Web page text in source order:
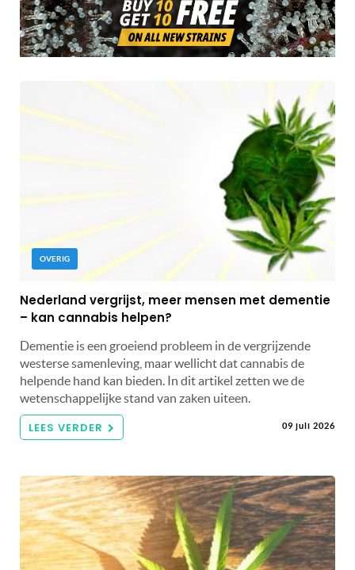
OVERIG
Nederland vergrijst, meer mensen met dementie
– kan cannabis helpen?
Dementie is een groeiend probleem in de vergrijzende
westerse samenleving, maar wellicht dat cannabis de
helpende hand kan bieden. In dit artikel zetten we de
wetenschappelijke stand van zaken uiteen.
LEES VERDER 09 juli 2026